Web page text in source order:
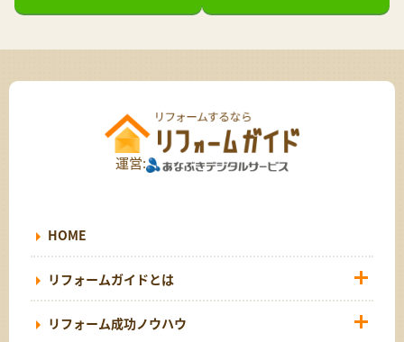
運営:
HOME
リフォームガイドとは
リフォーム成功ノウハウ